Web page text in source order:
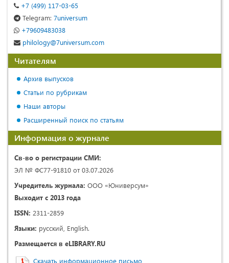
+7 (499) 117-03-65
Telegram: 7universum
+79609483038
philology@7universum.com
Читателям
Архив выпусков
Статьи по рубрикам
Наши авторы
Расширенный поиск по статьям
Информация о журнале
Св-во о регистрации СМИ:
ЭЛ № ФС77-91810 от 03.07.2026
Учредитель журнала: ООО «Юниверсум»
Выходит с 2013 года
ISSN: 2311-2859
Языки: русский, English.
Размещается в eLIBRARY.RU
Скачать информационное письмо